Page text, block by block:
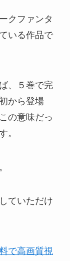
クファンタ
いる作品で
、５巻で完
から登場
の意味だっ
。
ていただけ
で高画質視